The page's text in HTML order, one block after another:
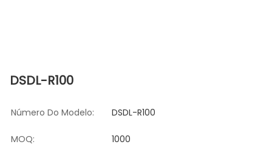
DSDL-R100
Número Do Modelo: DSDL-R100
MOQ: 1000